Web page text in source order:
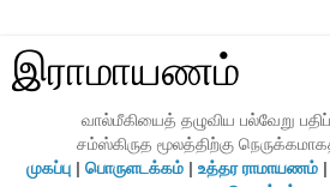
இராமாயணம்
வால்மீகியைத் தழுவிய பல்வேறு
சம்ஸ்கிருத மூலத்திற்கு
முகப்பு | பொருளடக்கம் | உத்தர ராமாயணம் |